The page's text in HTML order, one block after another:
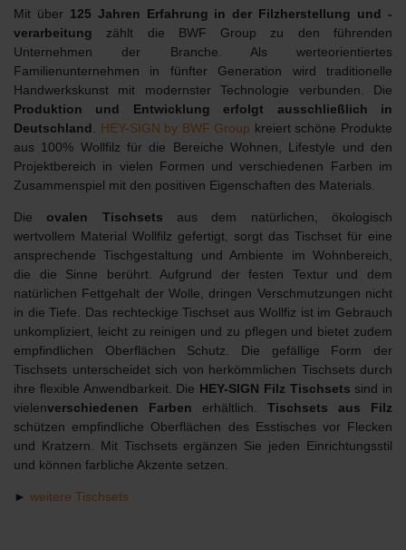
Mit über 125 Jahren Erfahrung in der Filzherstellung und -
verarbeitung zählt die BWF Group zu den führenden
Unternehmen der Branche. Als werteorientiertes
Familienunternehmen in fünfter Generation wird traditionelle
Handwerkskunst mit modernster Technologie verbunden. Die
Produktion und Entwicklung erfolgt ausschließlich in
Deutschland. HEY-SIGN by BWF Group kreiert schöne Produkte
aus 100% Wollfilz für die Bereiche Wohnen, Lifestyle und den
Projektbereich in vielen Formen und verschiedenen Farben im
Zusammenspiel mit den positiven Eigenschaften des Materials.
Die ovalen Tischsets aus dem natürlichen, ökologisch
wertvollem Material Wollfilz gefertigt, sorgt das Tischset für eine
ansprechende Tischgestaltung und Ambiente im Wohnbereich,
die die Sinne berührt. Aufgrund der festen Textur und dem
natürlichen Fettgehalt der Wolle, dringen Verschmutzungen nicht
in die Tiefe. Das rechteckige Tischset aus Wollfiz ist im Gebrauch
unkompliziert, leicht zu reinigen und zu pflegen und bietet zudem
empfindlichen Oberflächen Schutz. Die gefällige Form der
Tischsets unterscheidet sich von herkömmlichen Tischsets durch
ihre flexible Anwendbarkeit. Die HEY-SIGN Filz Tischsets sind in
vielenverschiedenen Farben erhältlich. Tischsets aus Filz
schützen empfindliche Oberflächen des Esstisches vor Flecken
und Kratzern. Mit Tischsets ergänzen Sie jeden Einrichtungsstil
und können farbliche Akzente setzen.
► weitere Tischsets